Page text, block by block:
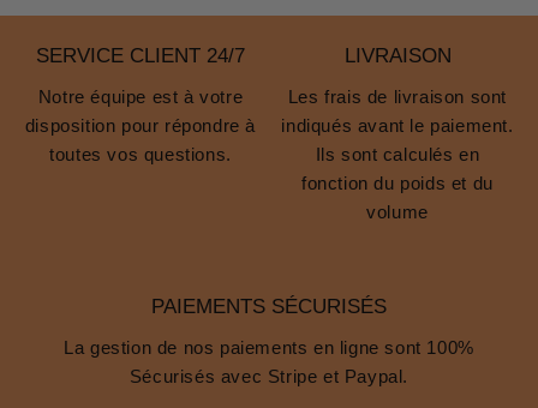
SERVICE CLIENT 24/7
Notre équipe est à votre
disposition pour répondre à
toutes vos questions.
LIVRAISON
Les frais de livraison sont
indiqués avant le paiement.
Ils sont calculés en
fonction du poids et du
volume
PAIEMENTS SÉCURISÉS
La gestion de nos paiements en ligne sont 100%
Sécurisés avec Stripe et Paypal.